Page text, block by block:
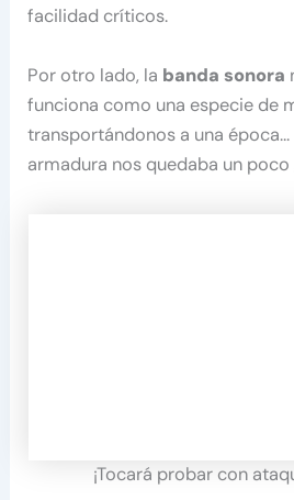
facilidad críticos.
Por otro lado, la banda sonora
funciona como una especie de
transportándonos a una época…
armadura nos quedaba un poco
¡Tocará probar con